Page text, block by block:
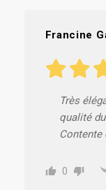
Francine
Très
qualité
Contente
0